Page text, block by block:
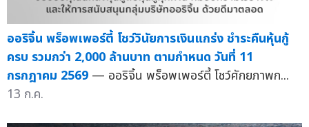
ออริจิ้น พร็อพเพอร์ตี้ โชว์วินัยการเงินแกร่ง ชำระคืนหุ้นกู้
ครบ รวมกว่า 2,000 ล้านบาท ตามกำหนด วันที่ 11
กรกฎาคม 2569 — ออริจิ้น พร็อพเพอร์ตี้ โชว์ศักยภาพก...
13 ก.ค.